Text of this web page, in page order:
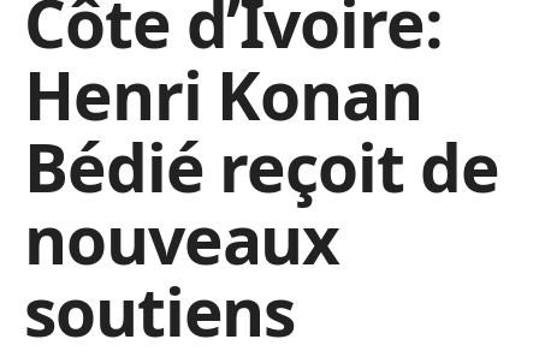
Côte d’Ivoire:
Henri Konan
Bédié reçoit de
nouveaux
soutiens